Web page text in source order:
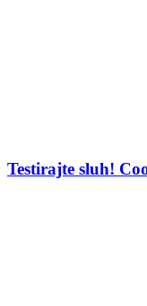
Testirajte sluh!